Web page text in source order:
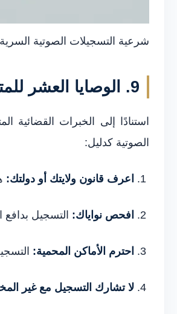
شرعية التسجيلات الصوتية
9. الوصايا العشر للمتعاملين مع التسجيلات السرية
استنادًا إلى الخبرات القضائية
الصوتية كدليل:
اعرف قانون ولايتك أو دولتك:
افحص نواياك: التسجيل بدافع
احترم الأماكن المحمية:
لا تشارك التسجيل مع غير